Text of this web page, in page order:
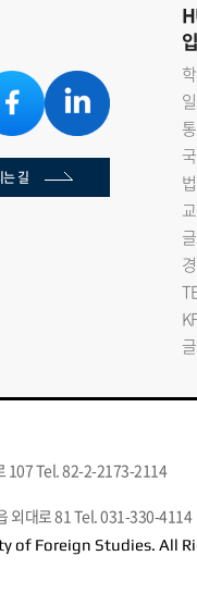
길
107 Tel. 82-2-2173-2114
외대로 81 Tel. 031-330-4114
of Foreign Studies. All